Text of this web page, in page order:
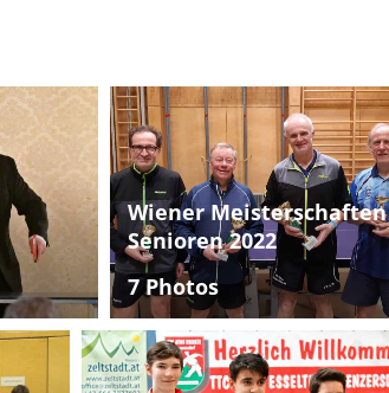
Wiener Meisterschaften
Senioren 2022
7 Photos